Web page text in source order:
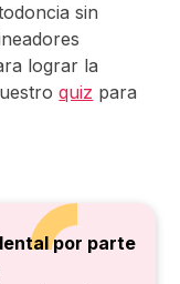
sin
lograr la
quiz para
por parte